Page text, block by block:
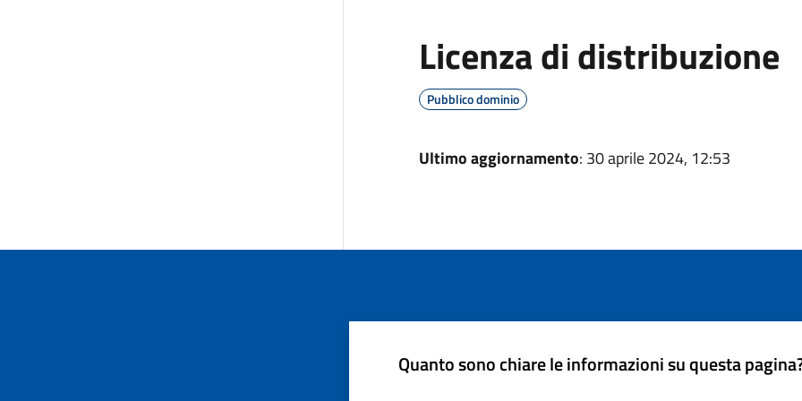
Licenza di distribuzione
Pubblico dominio
Ultimo aggiornamento: 30 aprile 2024, 12:53
Quanto sono chiare le informazioni su questa